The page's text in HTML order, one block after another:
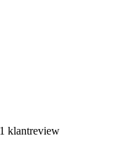
klantreview